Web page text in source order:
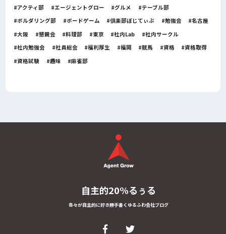
アクティ部
エージェントグロー グルメ
テーブル部
ボルダリング部
ボードゲーム 倶楽部ぽじてぃぶ 勉強会
名古屋
大阪
懇親会 料理部 東京 社内Lab
社内サークル
社内勉強会
社員総会 福利厚生 福岡 競馬 資格
資格取得
資格試験
趣味 麻雀部
自主的20%るぅる
各々が自主的に好き勝手書くゆるふわ会社ブログ